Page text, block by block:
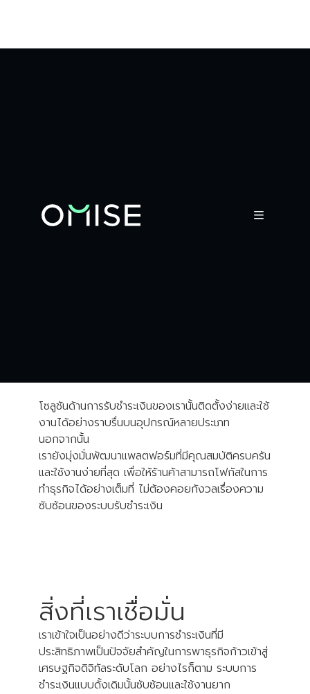

โซลูชันด้านการรับชำระเงินของเรานั้นติดตั้งง่ายและใช้
งานได้อย่างราบรื่นบนอุปกรณ์หลายประเภท
นอกจากนั้น
เรายังมุ่งมั่นพัฒนาแพลตฟอร์มที่มีคุณสมบัติครบครัน
และใช้งานง่ายที่สุด เพื่อให้ร้านค้าสามารถโฟกัสในการ
ทำธุรกิจได้อย่างเต็มที่ ไม่ต้องคอยกังวลเรื่องความ
ซับซ้อนของระบบรับชำระเงิน
สิ่งที่เราเชื่อมั่น
เราเข้าใจเป็นอย่างดีว่าระบบการชำระเงินที่มี
ประสิทธิภาพเป็นปัจจัยสำคัญในการพาธุรกิจก้าวเข้าสู่
เศรษฐกิจดิจิทัลระดับโลก อย่างไรก็ตาม ระบบการ
ชำระเงินแบบดั้งเดิมนั้นซับซ้อนและใช้งานยาก